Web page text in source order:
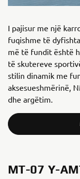
I pajisur me një
fuqishme të
më të fundit është
të skutereve
stilin dinamik me
aksesueshmërinë,
dhe argëtim.
MT-07 Y-